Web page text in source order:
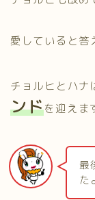
愛していると答
チョルヒとハナ
ンドを迎えま
最
た